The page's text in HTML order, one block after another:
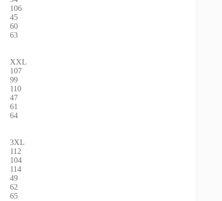
106
45
60
63
XXL
107
99
110
47
61
64
3XL
112
104
114
49
62
65